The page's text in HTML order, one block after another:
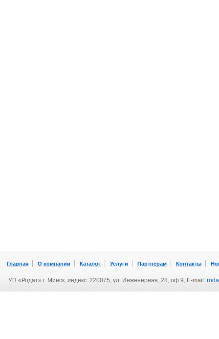
Главная О компании Каталог Услуги Партнерам Контакты
УП «Родат» г. Минск, индекс: 220075, ул. Инженерная, 28, оф.9, E-mail: